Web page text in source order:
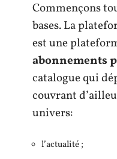
Commençons
bases. La
est une
abonnements
catalogue qui
couvrant
univers:
l’actualité ;